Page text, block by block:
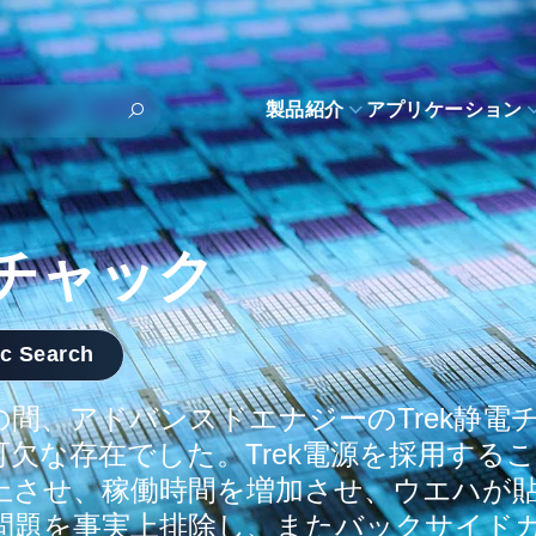
製品紹介 アプリケーション
ャック
Search
間、アドバンスドエナジーのTrek静電
欠な存在でした。Trek電源を採用する
させ、稼働時間を増加させ、ウエハが
題を事実上排除し、またバックサイド